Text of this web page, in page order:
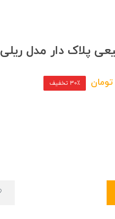
پلاک دار مدل ریلی
تومان 30٪ تخفیف